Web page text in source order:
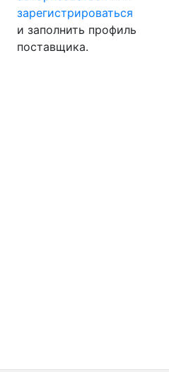
зарегистрироваться
и заполнить профиль
поставщика.